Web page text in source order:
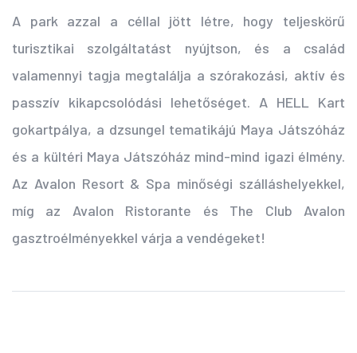
A park azzal a céllal jött létre, hogy teljeskörű
turisztikai szolgáltatást nyújtson, és a család
valamennyi tagja megtalálja a szórakozási, aktív és
passzív kikapcsolódási lehetőséget. A HELL Kart
gokartpálya, a dzsungel tematikájú Maya Játszóház
és a kültéri Maya Játszóház mind-mind igazi élmény.
Az Avalon Resort & Spa minőségi szálláshelyekkel,
míg az Avalon Ristorante és The Club Avalon
gasztroélményekkel várja a vendégeket!